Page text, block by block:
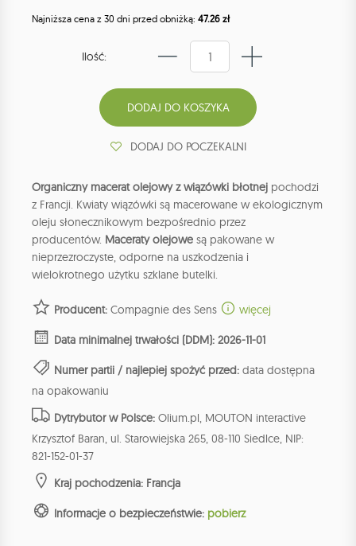
Najniższa cena z 30 dni przed obniżką: 47.26 zł
Ilość:
DODAJ DO POCZEKALNI
Organiczny macerat olejowy z wiązówki błotnej pochodzi
z Francji. Kwiaty wiązówki są macerowane w ekologicznym
oleju słonecznikowym bezpośrednio przez
producentów. Maceraty olejowe są pakowane w
nieprzezroczyste, odporne na uszkodzenia i
wielokrotnego użytku szklane butelki.
Producent: Compagnie des Sens więcej
Data minimalnej trwałości (DDM): 2026-11-01
Numer partii / najlepiej spożyć przed: data dostępna
na opakowaniu
Dytrybutor w Polsce: Olium.pl, MOUTON interactive
Krzysztof Baran, ul. Starowiejska 265, 08-110 Siedlce, NIP:
821-152-01-37
Kraj pochodzenia: Francja
Informacje o bezpieczeństwie: pobierz